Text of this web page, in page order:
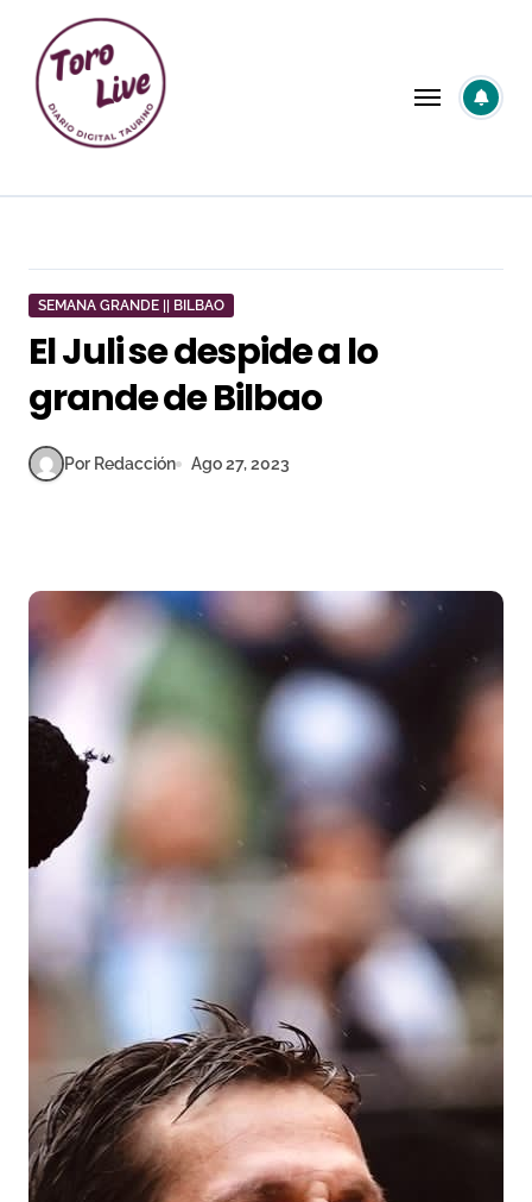
contenido
SEMANA GRANDE || BILBAO
El Juli se despide a lo
grande de Bilbao
Por Redacción Ago 27, 2023